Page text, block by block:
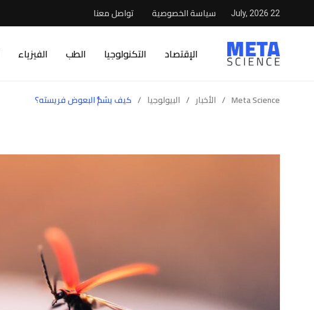
22 July, 2026 سياسة الخصوصية تواصل معنا
الإقتصاد التكنولوجيا الطب الفيزياء
Meta Science
/ الأخبار / البيولوجيا / كيف يشمُّ البعوض فريسته؟